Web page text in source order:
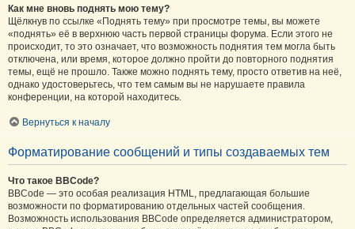
Как мне вновь поднять мою тему?
Щёлкнув по ссылке «Поднять тему» при просмотре темы, вы можете
«поднять» её в верхнюю часть первой страницы форума. Если этого не
происходит, то это означает, что возможность поднятия тем могла быть
отключена, или время, которое должно пройти до повторного поднятия
темы, ещё не прошло. Также можно поднять тему, просто ответив на неё,
однако удостоверьтесь, что тем самым вы не нарушаете правила
конференции, на которой находитесь.
Вернуться к началу
Форматирование сообщений и типы создаваемых тем
Что такое BBCode?
BBCode — это особая реализация HTML, предлагающая большие
возможности по форматированию отдельных частей сообщения.
Возможность использования BBCode определяется администратором,